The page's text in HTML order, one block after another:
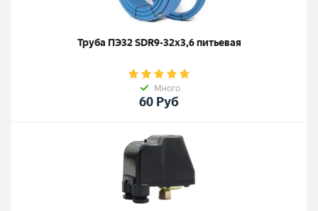
Труба ПЭ32 SDR9-32х3,6 питьевая
Много
60 Руб